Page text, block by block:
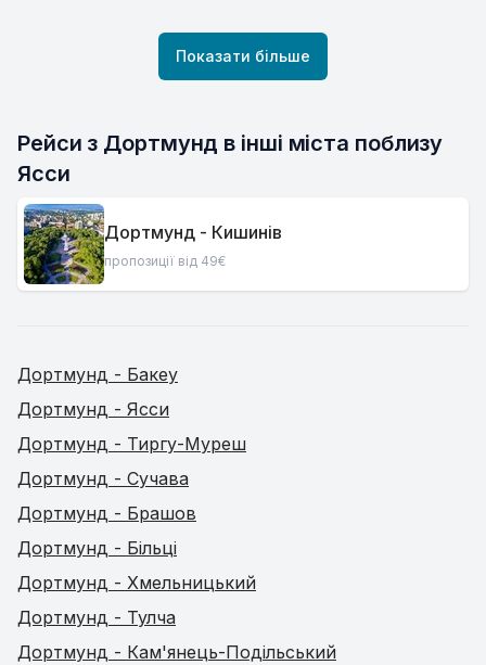
Показати більше
Рейси з Дортмунд в інші міста поблизу
Ясси
Дортмунд - Кишинів
пропозиції від 49€
Дортмунд - Бакеу
Дортмунд - Ясси
Дортмунд - Тиргу-Муреш
Дортмунд - Сучава
Дортмунд - Брашов
Дортмунд - Більці
Дортмунд - Хмельницький
Дортмунд - Тулча
Дортмунд - Кам'янець-Подільський